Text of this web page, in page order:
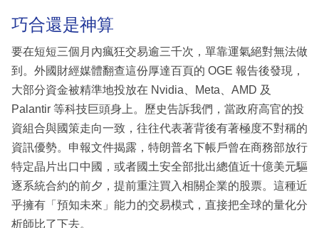
巧合還是神算
要在短短三個月內瘋狂交易逾三千次，單靠運氣絕對無法做
到。外國財經媒體翻查這份厚達百頁的 OGE 報告後發現，
大部分資金被精準地投放在 Nvidia、Meta、AMD 及
Palantir 等科技巨頭身上。歷史告訴我們，當政府高官的投
資組合與國策走向一致，往往代表著背後有著極度不對稱的
資訊優勢。申報文件揭露，特朗普名下帳戶曾在商務部放行
特定晶片出口中國，或者國土安全部批出總值近十億美元驅
逐系統合約的前夕，提前重注買入相關企業的股票。這種近
乎擁有「預知未來」能力的交易模式，直接把全球的量化分
析師比了下去。